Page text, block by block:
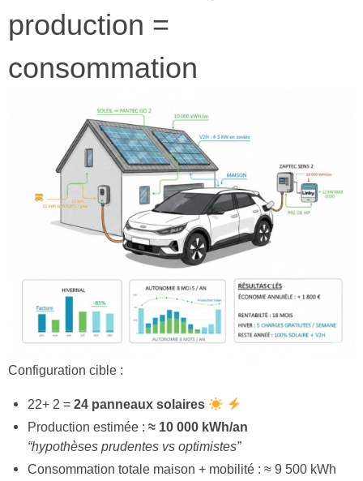
production =
consommation
Configuration cible :
22+ 2 =24 panneaux solaires
Production estimée :≈ 10 000 kWh/an
“hypothèses prudentes vs optimistes”
Consommation totale maison + mobilité : ≈ 9 500 kWh